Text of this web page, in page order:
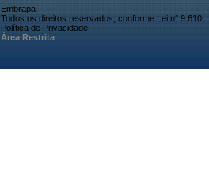
Embrapa
Todos os direitos reservados, conforme Lei n° 9.610
Política de Privacidade
Área Restrita